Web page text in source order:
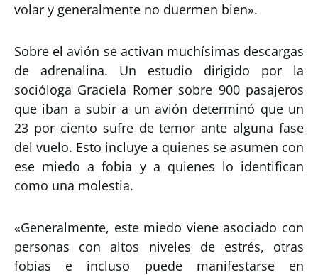
volar y generalmente no duermen bien».
Sobre el avión se activan muchísimas descargas
de adrenalina. Un estudio dirigido por la
socióloga Graciela Romer sobre 900 pasajeros
que iban a subir a un avión determinó que un
23 por ciento sufre de temor ante alguna fase
del vuelo. Esto incluye a quienes se asumen con
ese miedo a fobia y a quienes lo identifican
como una molestia.
«Generalmente, este miedo viene asociado con
personas con altos niveles de estrés, otras
fobias e incluso puede manifestarse en